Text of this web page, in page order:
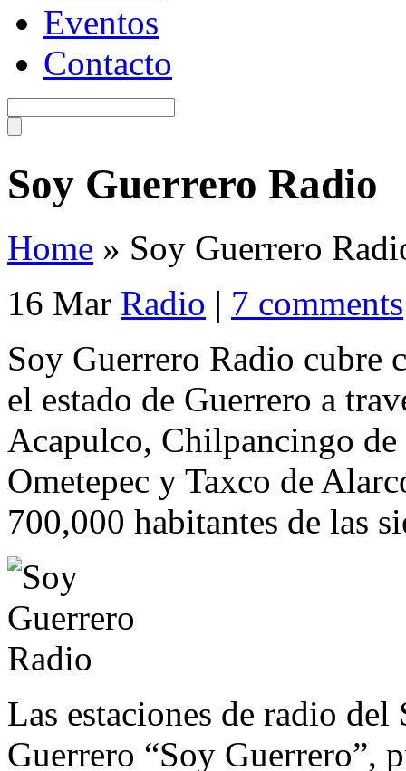
Eventos
Contacto
Soy Guerrero Radio
Home » Soy Guerrero
16 Mar Radio | 7 comments
Soy Guerrero Radio cubre
el estado de Guerrero a
Acapulco, Chilpancingo
Ometepec y Taxco de
700,000 habitantes de las
Las estaciones de radio
Guerrero “Soy Guerrero”,